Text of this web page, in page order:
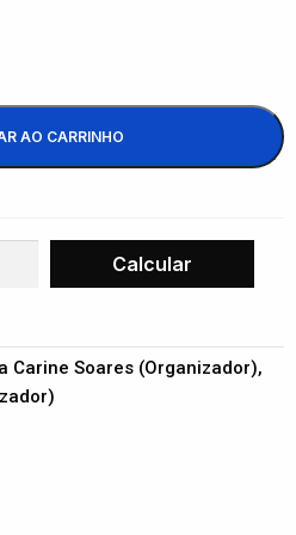
AO CARRINHO
Carine Soares (Organizador),